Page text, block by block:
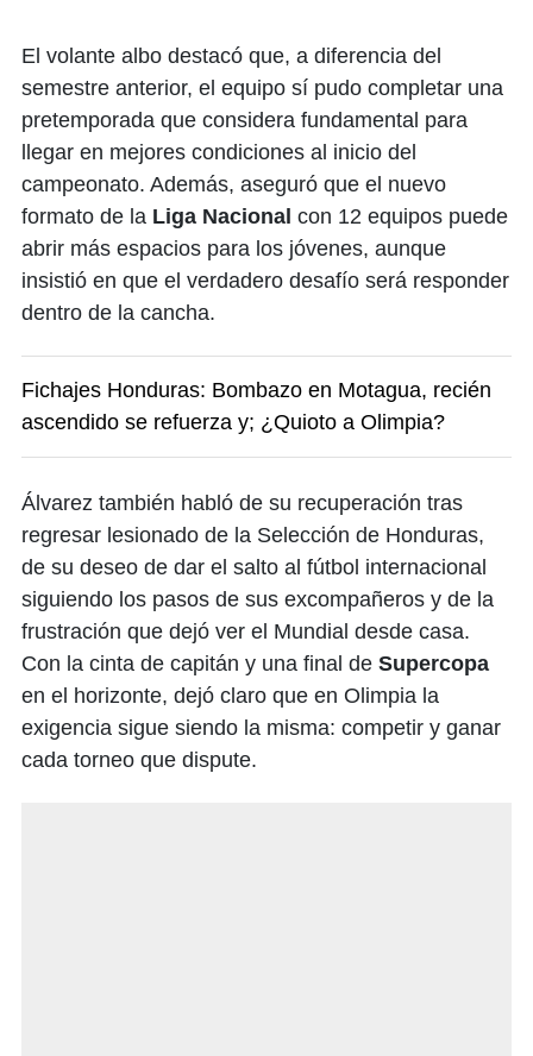
El volante albo destacó que, a diferencia del
semestre anterior, el equipo sí pudo completar una
pretemporada que considera fundamental para
llegar en mejores condiciones al inicio del
campeonato. Además, aseguró que el nuevo
formato de la Liga Nacional con 12 equipos puede
abrir más espacios para los jóvenes, aunque
insistió en que el verdadero desafío será responder
dentro de la cancha.
Fichajes Honduras: Bombazo en Motagua, recién
ascendido se refuerza y; ¿Quioto a Olimpia?
Álvarez también habló de su recuperación tras
regresar lesionado de la Selección de Honduras,
de su deseo de dar el salto al fútbol internacional
siguiendo los pasos de sus excompañeros y de la
frustración que dejó ver el Mundial desde casa.
Con la cinta de capitán y una final de Supercopa
en el horizonte, dejó claro que en Olimpia la
exigencia sigue siendo la misma: competir y ganar
cada torneo que dispute.